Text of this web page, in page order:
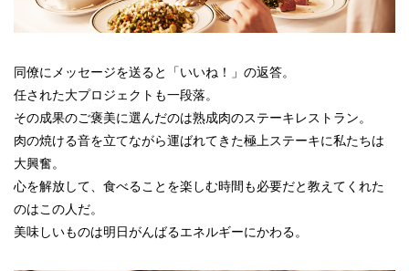
同僚にメッセージを送ると「いいね！」の返答。
任された大プロジェクトも一段落。
その成果のご褒美に選んだのは熟成肉のステーキレストラン。
肉の焼ける音を立てながら運ばれてきた極上ステーキに私たちは
大興奮。
心を解放して、食べることを楽しむ時間も必要だと教えてくれた
のはこの人だ。
美味しいものは明日がんばるエネルギーにかわる。